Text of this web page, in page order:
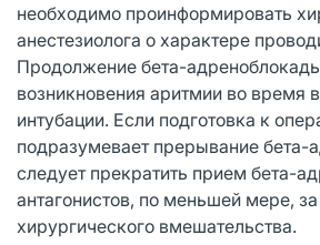
необходимо проинформировать
анестезиолога о характере
Продолжение бета-
возникновения аритмии во время
интубации. Если подготовка к
подразумевает прерывание бета-
следует прекратить прием бета-
антагонистов, по меньшей мере,
хирургического вмешательства.